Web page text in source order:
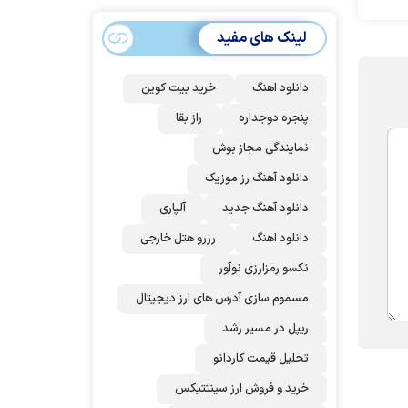
می‌شود؟!
لینک های مفید
دانلود اهنگ
خرید بیت کوین
پنجره دوجداره
راز بقا
نمایندگی مجاز بوش
دانلود آهنگ رز‌ موزیک
دانلود آهنگ جدید
آلپاری
دانلود اهنگ
رزرو هتل خارجی
نکسو رمزارزی نوآور
مسموم سازی آدرس های ارز دیجیتال
ریپل در مسیر رشد
تحلیل قیمت کاردانو
خرید و فروش ارز سینتتیکس